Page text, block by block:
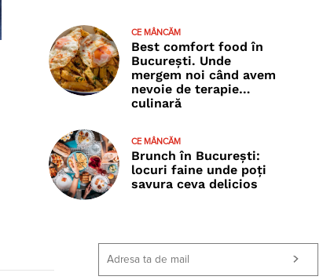
CE MÂNCĂM
Best comfort food în
București. Unde
mergem noi când avem
nevoie de terapie…
culinară
CE MÂNCĂM
Brunch în București:
locuri faine unde poţi
savura ceva delicios